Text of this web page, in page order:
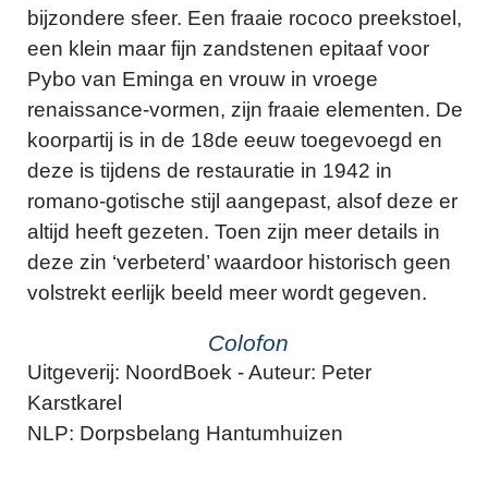
bijzondere sfeer. Een fraaie rococo preekstoel,
een klein maar fijn zandstenen epitaaf voor
Pybo van Eminga en vrouw in vroege
renaissance-vormen, zijn fraaie elementen. De
koorpartij is in de 18de eeuw toegevoegd en
deze is tijdens de restauratie in 1942 in
romano-gotische stijl aangepast, alsof deze er
altijd heeft gezeten. Toen zijn meer details in
deze zin ‘verbeterd’ waardoor historisch geen
volstrekt eerlijk beeld meer wordt gegeven.
Colofon
Uitgeverij: NoordBoek - Auteur: Peter
Karstkarel
NLP: Dorpsbelang Hantumhuizen